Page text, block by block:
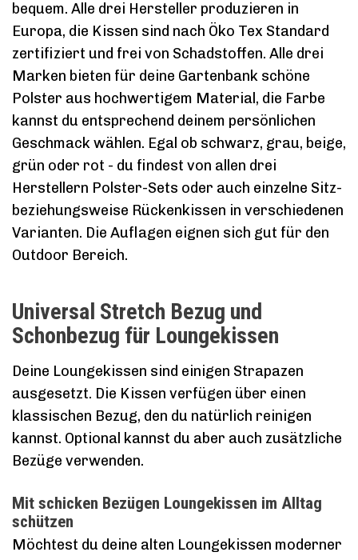
bequem. Alle drei Hersteller produzieren in
Europa, die Kissen sind nach Öko Tex Standard
zertifiziert und frei von Schadstoffen. Alle drei
Marken bieten für deine Gartenbank schöne
Polster aus hochwertigem Material, die Farbe
kannst du entsprechend deinem persönlichen
Geschmack wählen. Egal ob schwarz, grau, beige,
grün oder rot - du findest von allen drei
Herstellern Polster-Sets oder auch einzelne Sitz-
beziehungsweise Rückenkissen in verschiedenen
Varianten. Die Auflagen eignen sich gut für den
Outdoor Bereich.
Universal Stretch Bezug und
Schonbezug für Loungekissen
Deine Loungekissen sind einigen Strapazen
ausgesetzt. Die Kissen verfügen über einen
klassischen Bezug, den du natürlich reinigen
kannst. Optional kannst du aber auch zusätzliche
Bezüge verwenden.
Mit schicken Bezügen Loungekissen im Alltag
schützen
Möchtest du deine alten Loungekissen moderner